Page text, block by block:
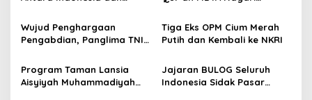
i
p
o
s
Wujud Penghargaan
Pengabdian, Panglima TNI
Ratusan Prajurit dan ASN
TNI
Tiga Eks OPM Cium Merah
Putih dan Kembali ke NKRI
Program Taman Lansia
Aisyiyah Muhammadiyah
Jajaran BULOG Seluruh
Indonesia Sidak Pasar